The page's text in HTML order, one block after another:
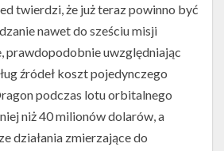
twierdzi, że już teraz powinno być
nawet do sześciu misji
prawdopodobnie uwzględniając
źródeł koszt pojedynczego
podczas lotu orbitalnego
niż 40 milionów dolarów, a
działania zmierzające do